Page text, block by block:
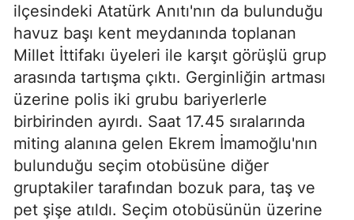
ilçesindeki Atatürk Anıtı'nın da bulunduğu
havuz başı kent meydanında toplanan
Millet İttifakı üyeleri ile karşıt görüşlü grup
arasında tartışma çıktı. Gerginliğin artması
üzerine polis iki grubu bariyerlerle
birbirinden ayırdı. Saat 17.45 sıralarında
miting alanına gelen Ekrem İmamoğlu'nın
bulunduğu seçim otobüsüne diğer
gruptakiler tarafından bozuk para, taş ve
pet şişe atıldı. Seçim otobüsünün üzerine